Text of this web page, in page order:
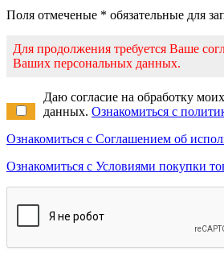
Поля отмеченые * обязательные для
Для продолжения требуется Ваше
Ваших персональных данных.
Даю согласие на обработку
данных. Ознакомиться с
Ознакомиться с Соглашением об
Ознакомиться с Условиями покупки